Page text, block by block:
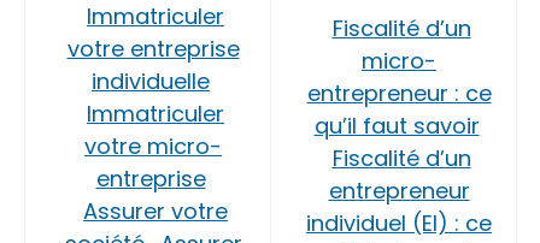
Immatriculer
votre entreprise
individuelle
Immatriculer
votre micro-
entreprise
Assurer votre
Fiscalité d’un
micro-
entrepreneur : ce
qu’il faut savoir
Fiscalité d’un
entrepreneur
individuel (EI) : ce